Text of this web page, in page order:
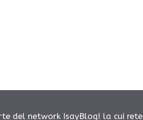
del network IsayBlog! la cui rete